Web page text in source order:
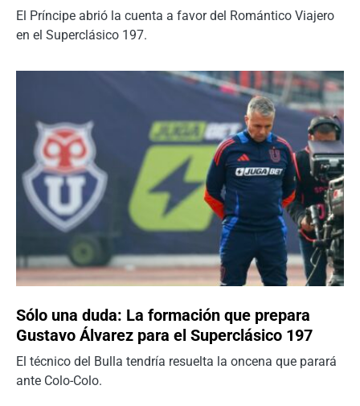
El Príncipe abrió la cuenta a favor del Romántico Viajero
en el Superclásico 197.
Sólo una duda: La formación que prepara
Gustavo Álvarez para el Superclásico 197
El técnico del Bulla tendría resuelta la oncena que parará
ante Colo-Colo.